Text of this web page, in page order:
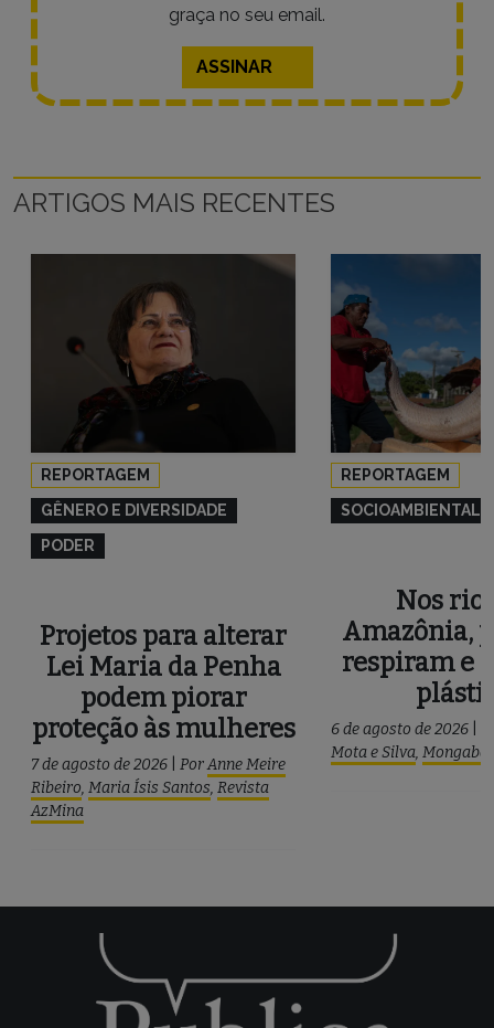
graça no seu email.
ASSINAR
ARTIGOS MAIS RECENTES
REPORTAGEM
GÊNERO E DIVERSIDADE
PODER
Projetos para alterar
Lei Maria da Penha
podem piorar
proteção às mulheres
7 de agosto de 2026 PorAnne Meire
Ribeiro, Maria Ísis Santos, Revista
AzMina
REPORTAGEM
SOCIOAMBIENTAL
Nos
Amazônia,
respiram e
6 de agosto de 2026
Mota e Silva,